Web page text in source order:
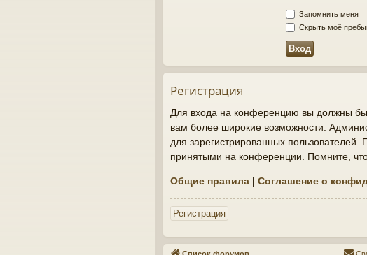
Запомнить меня
Скрыть моё
Регистрация
Для входа на конференцию вы должны
вам более широкие возможности.
для зарегистрированных пользователей.
принятыми на конференции. Помните,
Общие правила | Соглашение о
Регистрация